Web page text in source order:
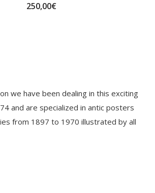
250,00€
we have been dealing in this exciting
and are specialized in antic posters
from 1897 to 1970 illustrated by all